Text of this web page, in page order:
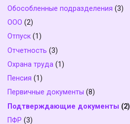
Обособленные подразделения (3)
ООО (2)
Отпуск (1)
Отчетность (3)
Охрана труда (1)
Пенсия (1)
Первичные документы (8)
Подтверждающие документы (2)
ПФР (3)